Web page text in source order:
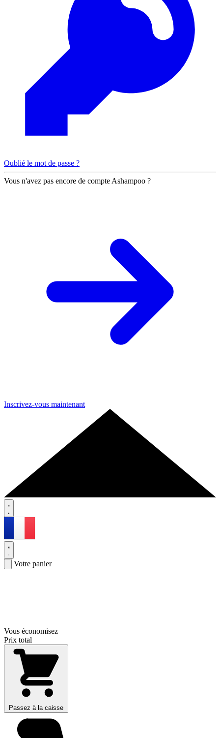
Oublié le mot de passe ?
Vous n'avez pas encore de compte Ashampoo ?
Inscrivez-vous maintenant
Votre panier
Vous économisez
Prix total
Passez à la caisse